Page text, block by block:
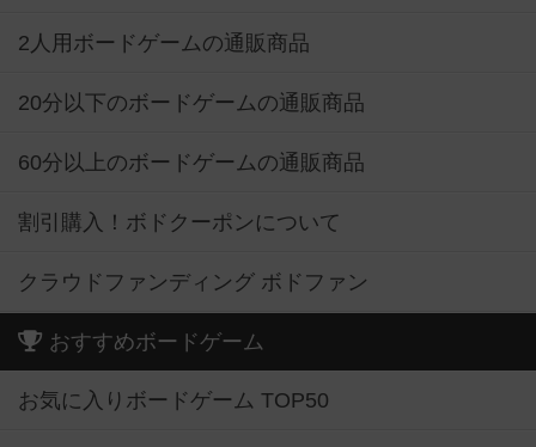
2人用ボードゲームの通販商品
20分以下のボードゲームの通販商品
60分以上のボードゲームの通販商品
割引購入！ボドクーポンについて
クラウドファンディング ボドファン
おすすめボードゲーム
お気に入りボードゲーム TOP50